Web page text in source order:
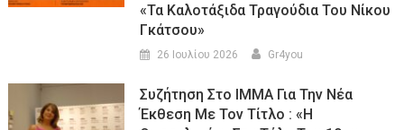
«τα Καλοτάξιδα Τραγούδια Του Νίκου
Γκάτσου»
26 Ιουλίου 2026 Gr4you
Συζήτηση Στο ΙΜΜΑ Για Την Νέα
Έκθεση Με Τον Τίτλο : «Η